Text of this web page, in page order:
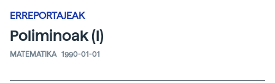
ERREPORTAJEAK
Poliminoak (I)
MATEMATIKA 1990-01-01